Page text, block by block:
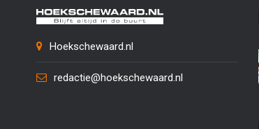
Hoekschewaard.nl
redactie@hoekschewaard.nl